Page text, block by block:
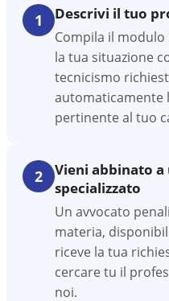
1 Descrivi il tuo
Compila il
la tua situazione
tecnicismo
automaticamente
pertinente al tuo
2
Vieni abbinato a
specializzato
Un avvocato
materia,
riceve la tua
cercare tu il
noi.